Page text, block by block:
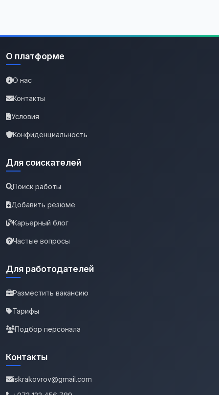
О платформе
О нас
Контакты
Условия
Конфиденциальность
Для соискателей
Поиск работы
Добавить резюме
Карьерный блог
Частые вопросы
Для работодателей
Разместить вакансию
Тарифы
Подбор персонала
Контакты
iskrakovrov@gmail.com